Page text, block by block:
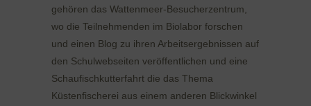
gehören das Wattenmeer-Besucherzentrum,
wo die Teilnehmenden im Biolabor forschen
und einen Blog zu ihren Arbeitsergebnissen auf
den Schulwebseiten veröffentlichen und eine
Schaufischkutterfahrt die das Thema
Küstenfischerei aus einem anderen Blickwinkel